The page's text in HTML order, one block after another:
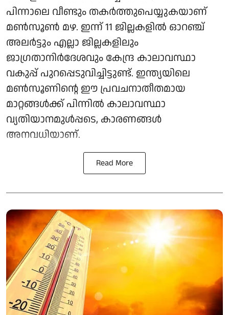
പിന്നാലെ വീണ്ടും തകർത്തുപെയ്യുകയാണ്
മൺസൂൺ മഴ. ഇന്ന് 11 ജില്ലകളിൽ ഓറഞ്ച്
അലർട്ടും എല്ലാ ജില്ലകളിലും
ജാഗ്രതാനിർദേശവും കേന്ദ്ര കാലാവസ്ഥാ
വകുപ്പ് പുറപ്പെടുവിച്ചിട്ടുണ്ട്. ഇന്ത്യയിലെ
മൺസൂണിന്റെ ഈ പ്രവചനാതീതമായ
മാറ്റങ്ങൾക്ക് പിന്നിൽ കാലാവസ്ഥാ
വ്യതിയാനമുൾപ്പടെ, കാരണങ്ങൾ
അനവധിയാണ്.
Read More